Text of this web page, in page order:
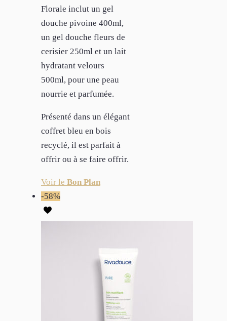
Florale inclut un gel
douche pivoine 400ml,
un gel douche fleurs de
cerisier 250ml et un lait
hydratant velours
500ml, pour une peau
nourrie et parfumée.
Présenté dans un élégant
coffret bleu en bois
recyclé, il est parfait à
offrir ou à se faire offrir.
Voir le Bon Plan
-58%